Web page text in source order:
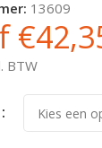
13609
€
BTW